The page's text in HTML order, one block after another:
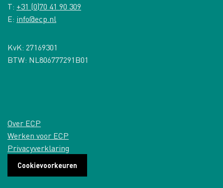
T: +31 (0)70 41 90 309
E: info@ecp.nl
KvK: 27169301
BTW: NL806777291B01
Over ECP
Werken voor ECP
Privacyverklaring
Cookievoorkeuren